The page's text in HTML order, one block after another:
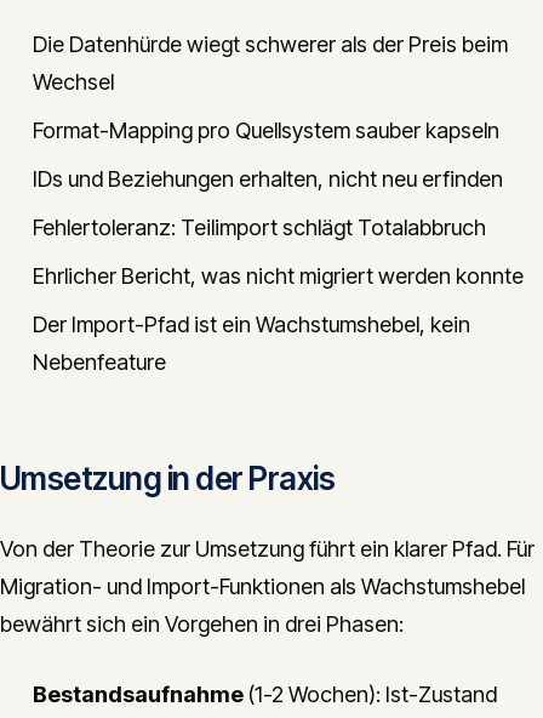
Die Datenhürde wiegt schwerer als der Preis beim
Wechsel
Format-Mapping pro Quellsystem sauber kapseln
IDs und Beziehungen erhalten, nicht neu erfinden
Fehlertoleranz: Teilimport schlägt Totalabbruch
Ehrlicher Bericht, was nicht migriert werden konnte
Der Import-Pfad ist ein Wachstumshebel, kein
Nebenfeature
Umsetzung in der Praxis
Von der Theorie zur Umsetzung führt ein klarer Pfad. Für
Migration- und Import-Funktionen als Wachstumshebel
bewährt sich ein Vorgehen in drei Phasen:
Bestandsaufnahme (1-2 Wochen): Ist-Zustand